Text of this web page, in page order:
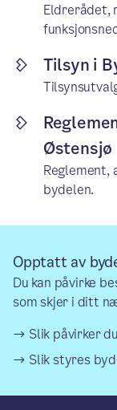
Eldrerådet,
Tilsyn i
Østensjø
Reglement,
bydelen.
Opptatt av
Du kan påvirke
som skjer i ditt
Slik påvirker du
Slik styres